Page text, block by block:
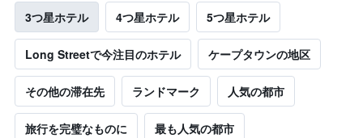
3つ星ホテル 4つ星ホテル 5つ星ホテル
Long Streetで今注目のホテル ケープタウンの地区
その他の滞在先 ランドマーク 人気の都市
旅行を完璧なものに 最も人気の都市